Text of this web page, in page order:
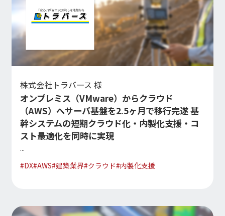
内製化支援
SAPコンサルティング
PM / PMO支援
モダナイゼーション
アプリケーション／システム
マルチクラウド導入
データ基盤
クラウド
AWS
Microsoft Azure／M365
Google Cloud／Google Workspace
パートナー
クラウド
セキュリティ
EC / MA・CRM / CMS
データ基盤 / ETL
Tech Blog
DX用語集
業績・財務情報
経営指標推移
経営成績
キャッシュ・フローの状況
IRライブラリ
IRライブラリ一覧
決算説明資料
適時開示情報
株式会社トラバース 様
オンプレミス（VMware）からクラウド
（AWS）へサーバ基盤を2.5ヶ月で移行完遂 基
幹システムの短期クラウド化・内製化支援・コ
スト最適化を同時に実現
...
#DX#AWS#建築業界#クラウド#内製化支援